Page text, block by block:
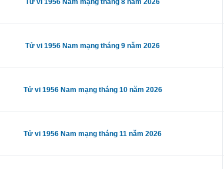
Tử vi 1956 Nam mạng tháng 8 năm 2026
Tử vi 1956 Nam mạng tháng 9 năm 2026
Tử vi 1956 Nam mạng tháng 10 năm 2026
Tử vi 1956 Nam mạng tháng 11 năm 2026